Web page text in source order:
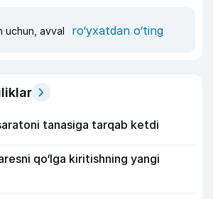
uchun, avval ro‘yxatdan o‘ting
tanasiga tarqab ketdi
qo‘lga kiritishning yangi